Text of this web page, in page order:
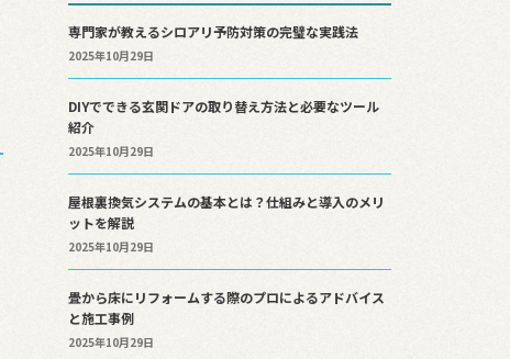
専門家が教えるシロアリ予防対策の完璧な実践法
2025年10月29日
DIYでできる玄関ドアの取り替え方法と必要なツール
紹介
2025年10月29日
屋根裏換気システムの基本とは？仕組みと導入のメリ
ットを解説
2025年10月29日
畳から床にリフォームする際のプロによるアドバイス
と施工事例
2025年10月29日